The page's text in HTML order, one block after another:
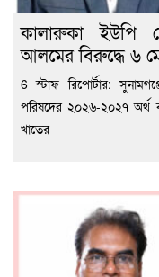
কালারুকা ইউপি
আলমের বিরুদ্ধে ৬
6 স্টাফ রিপোর্টার:
পরিষদের ২০২৬-২০২৭ অর্থ
খাতের